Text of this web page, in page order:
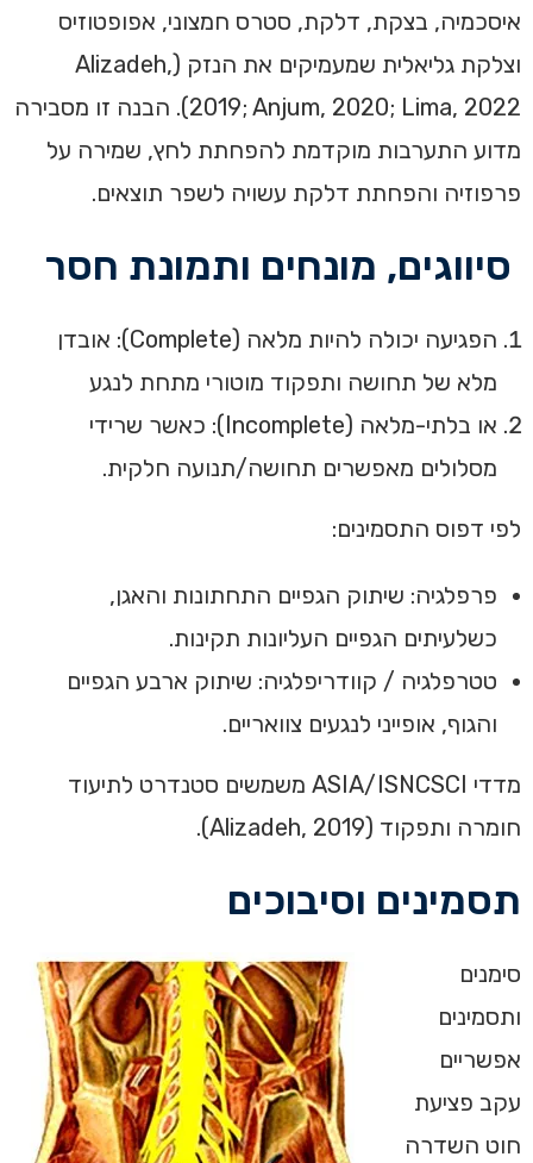
איסכמיה, בצקת, דלקת, סטרס חמצוני, אפופטוזיס
וצלקת גליאלית שמעמיקים את הנזק (Alizadeh,
2019; Anjum, 2020; Lima, 2022). הבנה זו מסבירה
מדוע התערבות מוקדמת להפחתת לחץ, שמירה על
פרפוזיה והפחתת דלקת עשויה לשפר תוצאים.
סיווגים, מונחים ותמונת חסר
הפגיעה יכולה להיות מלאה (Complete): אובדן
מלא של תחושה ותפקוד מוטורי מתחת לנגע
או בלתי-מלאה (Incomplete): כאשר שרידי
מסלולים מאפשרים תחושה/תנועה חלקית.
לפי דפוס התסמינים:
פרפלגיה: שיתוק הגפיים התחתונות והאגן,
כשלעיתים הגפיים העליונות תקינות.
טטרפלגיה / קוודריפלגיה: שיתוק ארבע הגפיים
והגוף, אופייני לנגעים צוואריים.
מדדי ASIA/ISNCSCI משמשים סטנדרט לתיעוד
חומרה ותפקוד (Alizadeh, 2019).
תסמינים וסיבוכים
סימנים
ותסמינים
אפשריים
עקב פציעת
חוט השדרה